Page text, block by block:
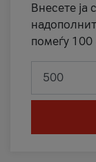
Внесете ја
помеѓу